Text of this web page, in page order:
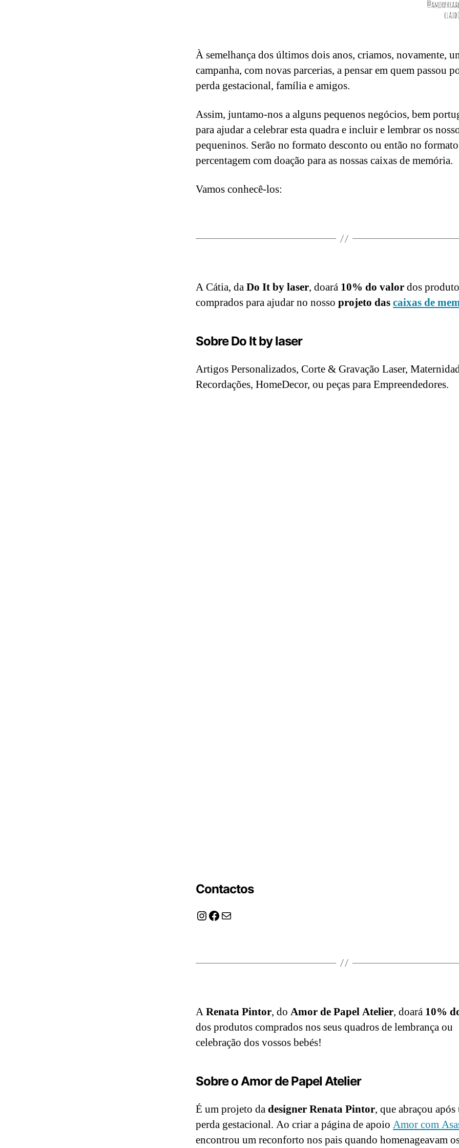
À semelhança dos últimos dois anos, criamos, novamente,
campanha, com novas parcerias, a pensar em quem passou
perda gestacional, família e amigos.
Assim, juntamo-nos a alguns pequenos negócios, bem
para ajudar a celebrar esta quadra e incluir e lembrar os
pequeninos. Serão no formato desconto ou então no
percentagem com doação para as nossas caixas de memória.
Vamos conhecê-los:
A Cátia, daDo It by laser, doará 10% do valordos
comprados para ajudar no nosso projeto dascaixas de
Sobre Do It by laser
Artigos Personalizados, Corte & Gravação Laser,
Recordações, HomeDecor, ou peças para Empreendedores.
Contactos
Instagram
Facebook
Mail
ARenata Pintor, do Amor de Papel Atelier, doará 10%
dos produtos comprados nos seus quadros de lembrança ou
celebração dos vossos bebés!
Sobre o Amor de Papel Atelier
É um projeto dadesigner Renata Pintor, que abraçou após
perda gestacional. Ao criar a página de apoio Amor com
encontrou um reconforto nos pais quando homenageavam